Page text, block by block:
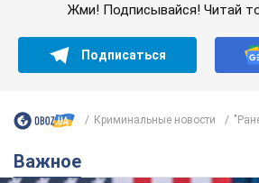
Жми! Подписывайся! Читай
Подписаться
Криминальные новости
Важное